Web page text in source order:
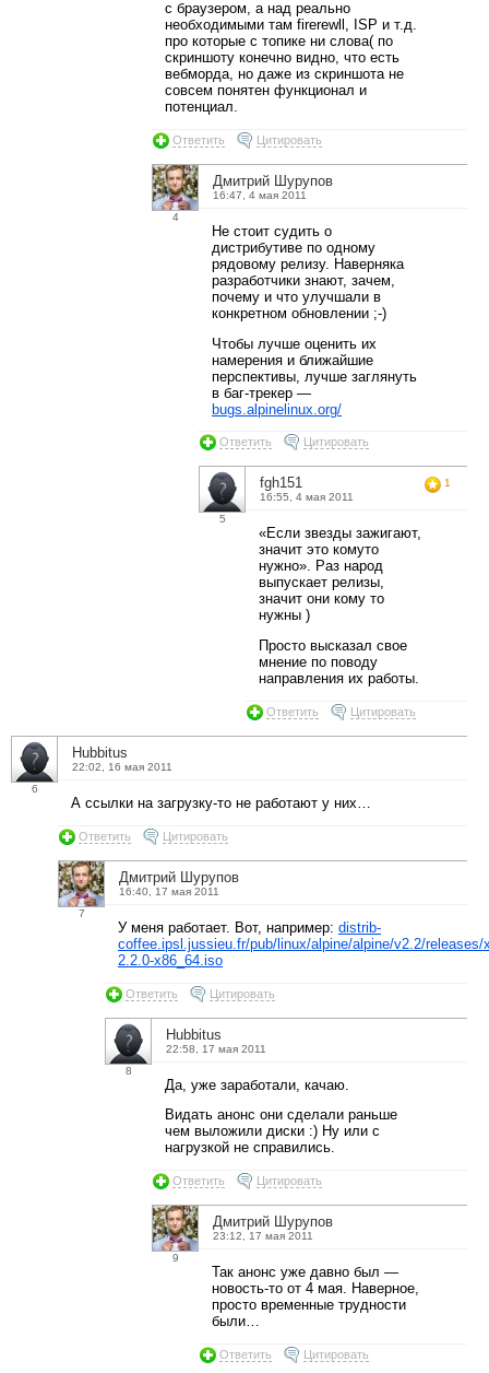
с браузером, а над реально
необходимыми там firerewll, ISP и т.д.
про которые с топике ни слова( по
скриншоту конечно видно, что есть
вебморда, но даже из скриншота не
совсем понятен функционал и
потенциал.
Ответить Цитировать
4
Дмитрий Шурупов
16:47, 4 мая 2011
Не стоит судить о
дистрибутиве по одному
рядовому релизу. Наверняка
разработчики знают, зачем,
почему и что улучшали в
конкретном обновлении ;-)
Чтобы лучше оценить их
намерения и ближайшие
перспективы, лучше заглянуть
в баг-трекер —
bugs.alpinelinux.org/
Ответить Цитировать
5
fgh151
16:55, 4 мая 2011
1
«Если звезды зажигают,
значит это комуто
нужно». Раз народ
выпускает релизы,
значит они кому то
нужны )
Просто высказал свое
мнение по поводу
направления их работы.
Ответить Цитировать
6
Hubbitus
22:02, 16 мая 2011
А ссылки на загрузку-то не работают у них…
Ответить Цитировать
7
Дмитрий Шурупов
16:40, 17 мая 2011
У меня работает. Вот, например: distrib-
coffee.ipsl.jussieu.fr/pub/linux/alpine/alpine/v2.2/releases/
2.2.0-x86_64.iso
Ответить Цитировать
8
Hubbitus
22:58, 17 мая 2011
Да, уже заработали, качаю.
Видать анонс они сделали раньше
чем выложили диски :) Ну или с
нагрузкой не справились.
Ответить Цитировать
9
Дмитрий Шурупов
23:12, 17 мая 2011
Так анонс уже давно был —
новость-то от 4 мая. Наверное,
просто временные трудности
были…
Ответить Цитировать